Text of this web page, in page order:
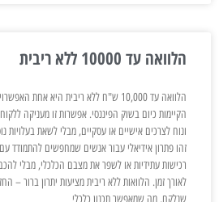
הלוואה עד 10000 ללא ריבית
הלוואה עד 10,000 ש"ח ללא ריבית היא
הקיימות כיום בשוק הפיננסי. אפשרות זו מעניקה
ונוח לצרכים אישיים או עסקיים, מבלי לשאת בעלויות
זהו פתרון אידיאלי עבור אנשים שמחפשים להתמודד
רכישות עתידיות או לשפר את מצבם הכלכלי, מבלי
לאורך זמן. הלוואות ללא ריבית מציעות יתרון ברור –